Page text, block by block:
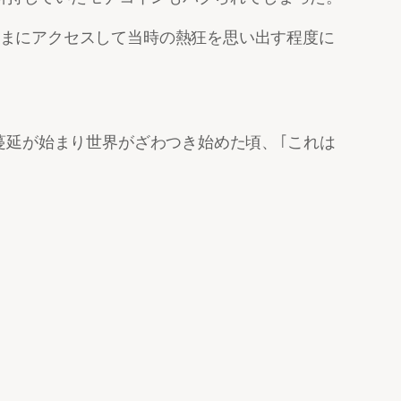
にアクセスして当時の熱狂を思い出す程度に
が始まり世界がざわつき始めた頃、「これは